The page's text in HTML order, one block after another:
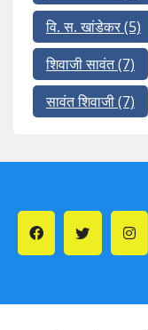
वि. स. खांडेकर(5)
शिवाजी सावंत(7)
सावंत शिवाजी(7)